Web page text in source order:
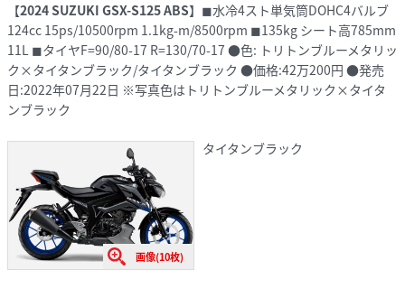
【2024 SUZUKI GSX-S125 ABS】◼︎水冷4スト単気筒DOHC4バルブ
124cc 15ps/10500rpm 1.1kg-m/8500rpm ◼︎135kg シート高785mm
11L ◼︎タイヤF=90/80-17 R=130/70-17 ●色: トリトンブルーメタリッ
ク×タイタンブラック/タイタンブラック ●価格:42万200円 ●発売
日:2022年07月22日 ※写真色はトリトンブルーメタリック×タイタ
ンブラック
画像(10枚)
タイタンブラック